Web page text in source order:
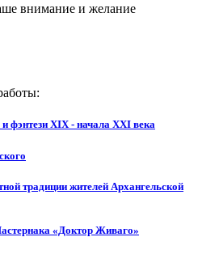
внимание и желание
фэнтези XIX - начала XXI века
традиции жителей Архангельской
«Доктор Живаго»